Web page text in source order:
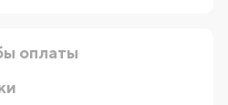
оплаты